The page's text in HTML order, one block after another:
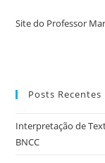
Site do Professor
Posts Recentes
Interpretação de
BNCC